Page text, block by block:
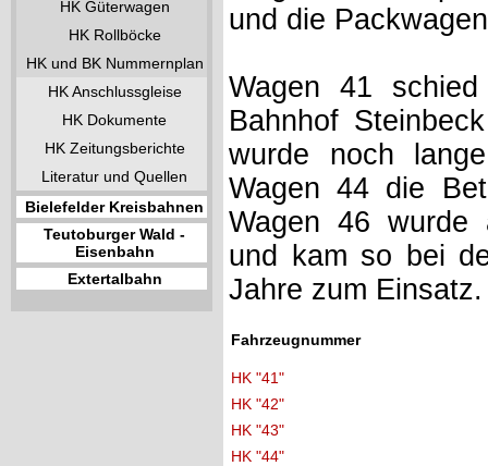
HK Güterwagen
HK Rollböcke
HK und BK Nummernplan
HK Anschlussgleise
HK Dokumente
HK Zeitungsberichte
Literatur und Quellen
Bielefelder Kreisbahnen
Teutoburger Wald -
Eisenbahn
Extertalbahn
und die
Wagen 41
Bahnhof
wurde noch
Wagen 44 die
Wagen 46 wurde
und kam so bei
Jahre zum Einsatz.
Fahrzeugnummer
HK "41"
HK "42"
HK "43"
HK "44"